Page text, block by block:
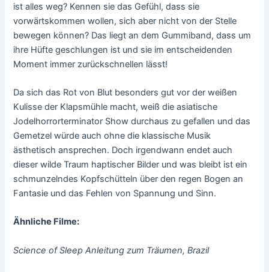
ist alles weg? Kennen sie das Gefühl, dass sie
vorwärtskommen wollen, sich aber nicht von der Stelle
bewegen können? Das liegt an dem Gummiband, dass um
ihre Hüfte geschlungen ist und sie im entscheidenden
Moment immer zurückschnellen lässt!
Da sich das Rot von Blut besonders gut vor der weißen
Kulisse der Klapsmühle macht, weiß die asiatische
Jodelhorrorterminator Show durchaus zu gefallen und das
Gemetzel würde auch ohne die klassische Musik
ästhetisch ansprechen. Doch irgendwann endet auch
dieser wilde Traum haptischer Bilder und was bleibt ist ein
schmunzelndes Kopfschütteln über den regen Bogen an
Fantasie und das Fehlen von Spannung und Sinn.
Ähnliche Filme:
Science of Sleep Anleitung zum Träumen, Brazil